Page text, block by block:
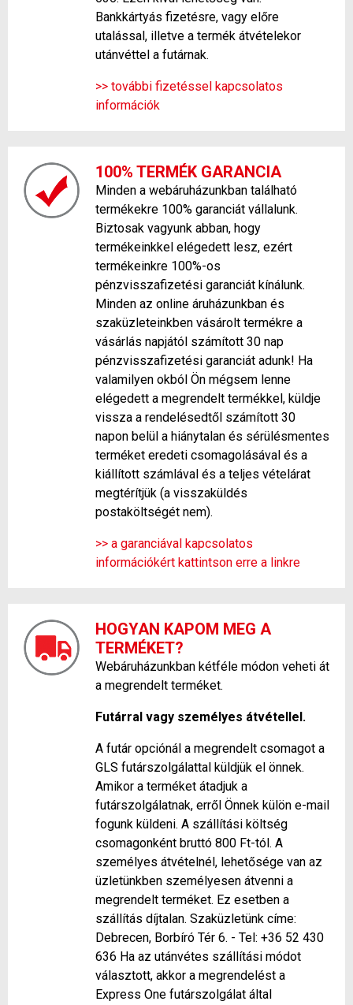
Bankkártyás fizetésre, vagy előre
utalással, illetve a termék átvételekor
utánvéttel a futárnak.
>> további fizetéssel kapcsolatos
információk
100% TERMÉK GARANCIA
Minden a webáruházunkban található
termékekre 100% garanciát vállalunk.
Biztosak vagyunk abban, hogy
termékeinkkel elégedett lesz, ezért
termékeinkre 100%-os
pénzvisszafizetési garanciát kínálunk.
Minden az online áruházunkban és
szaküzleteinkben vásárolt termékre a
vásárlás napjától számított 30 nap
pénzvisszafizetési garanciát adunk! Ha
valamilyen okból Ön mégsem lenne
elégedett a megrendelt termékkel, küldje
vissza a rendelésedtől számított 30
napon belül a hiánytalan és sérülésmentes
terméket eredeti csomagolásával és a
kiállított számlával és a teljes vételárat
megtérítjük (a visszaküldés
postaköltségét nem).
>> a garanciával kapcsolatos
információkért kattintson erre a linkre
HOGYAN KAPOM MEG A
TERMÉKET?
Webáruházunkban kétféle módon veheti át
a megrendelt terméket.
Futárral vagy személyes átvétellel.
A futár opciónál a megrendelt csomagot a
GLS futárszolgálattal küldjük el önnek.
Amikor a terméket átadjuk a
futárszolgálatnak, erről Önnek külön e-mail
fogunk küldeni. A szállítási költség
csomagonként bruttó 800 Ft-tól. A
személyes átvételnél, lehetősége van az
üzletünkben személyesen átvenni a
megrendelt terméket. Ez esetben a
szállítás díjtalan. Szaküzletünk címe:
Debrecen, Borbíró Tér 6. - Tel: +36 52 430
636 Ha az utánvétes szállítási módot
választott, akkor a megrendelést a
Express One futárszolgálat által